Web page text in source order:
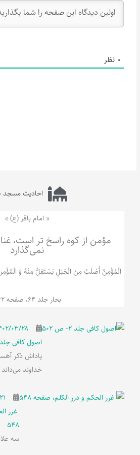
0 نظر
احادیث مسجد
« امام باقر (ع) »
مؤمن از کوه راسخ تر است، غنا
نمی‌گذارد
الْمُؤْمِنُ‌ أَصْلَبُ‌ مِنَ‌ الْجَبَلِ‌ یَسْتَقِلُّ مِنْهُ وَ
بحار جلد 64، صفحه 362
۱۴۰۲/۰۳/
اصول کافی جلد 2- ص
پاداش ذکر
خداوند می‌داند
غرر
548
سه